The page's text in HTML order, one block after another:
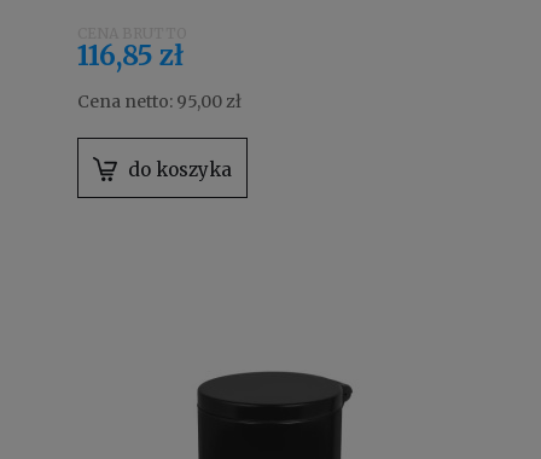
116,85 zł
Cena netto: 95,00 zł
do koszyka